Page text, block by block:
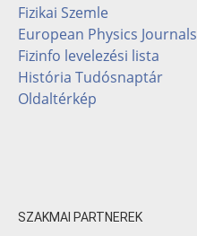
Fizikai Szemle
European Physics Journals
Fizinfo levelezési lista
História Tudósnaptár
Oldaltérkép
SZAKMAI PARTNEREK